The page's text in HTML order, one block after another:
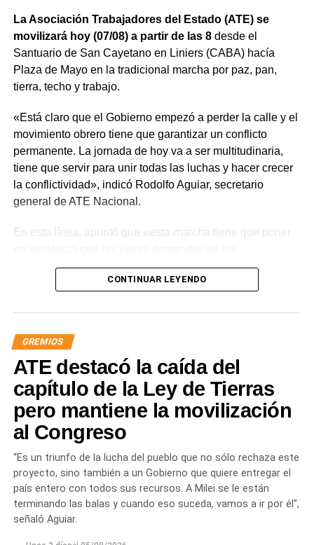
La Asociación Trabajadores del Estado (ATE) se
movilizará hoy (07/08) a partir de las 8desde el
Santuario de San Cayetano en Liniers (CABA) hacía
Plaza de Mayo en la tradicional marcha por paz, pan,
tierra, techo y trabajo.
«Está claro que el Gobierno empezó a perder la calle y el
movimiento obrero tiene que garantizar un conflicto
permanente. La jornada de hoy va a ser multitudinaria,
tiene que servir para unir todas las luchas y hacer crecer
la conflictividad», indicó Rodolfo Aguiar, secretario
general de ATE Nacional.
En esta línea, apuntó que «esta marcha tiene que poner
trabajadores, jubilados y los sectores populares no
encuentran respuestas, y que el gobierno es el exclusivo
mayoría de la sociedad».
«Lo demuestran las encuestas, a Milei se le están
terminando las balas. Tiene que saber que empezamos a
ir por él», sentenció Aguiar.
Las movilizaciones además se replicarán en todas las
provincias en el marco de la Jornada Nacional de
dispuesta por el sindicato estatal en reclamo por
«reapertura de paritarias y urgente recomposición salarial
y de jubilaciones; rechazo al vaciamiento de los
organismos públicos; pase a planta permanente de todas
las y los trabajadores precarizados; rechazo a las
CONTINUAR LEYENDO
GREMIOS
ATE destacó la caída del
capítulo de la Ley de Tierras
pero mantiene la movilización
al Congreso
“Es un triunfo de la lucha del pueblo que no sólo rechaza este
proyecto, sino también a un Gobierno que quiere entregar el
país entero con todos sus recursos. A Milei se le están
terminando las balas y cuando eso suceda, vamos a ir por él”,
señaló Aguiar.